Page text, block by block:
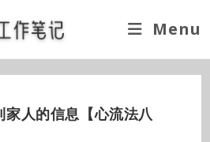
Menu
家人的信息【心流法八